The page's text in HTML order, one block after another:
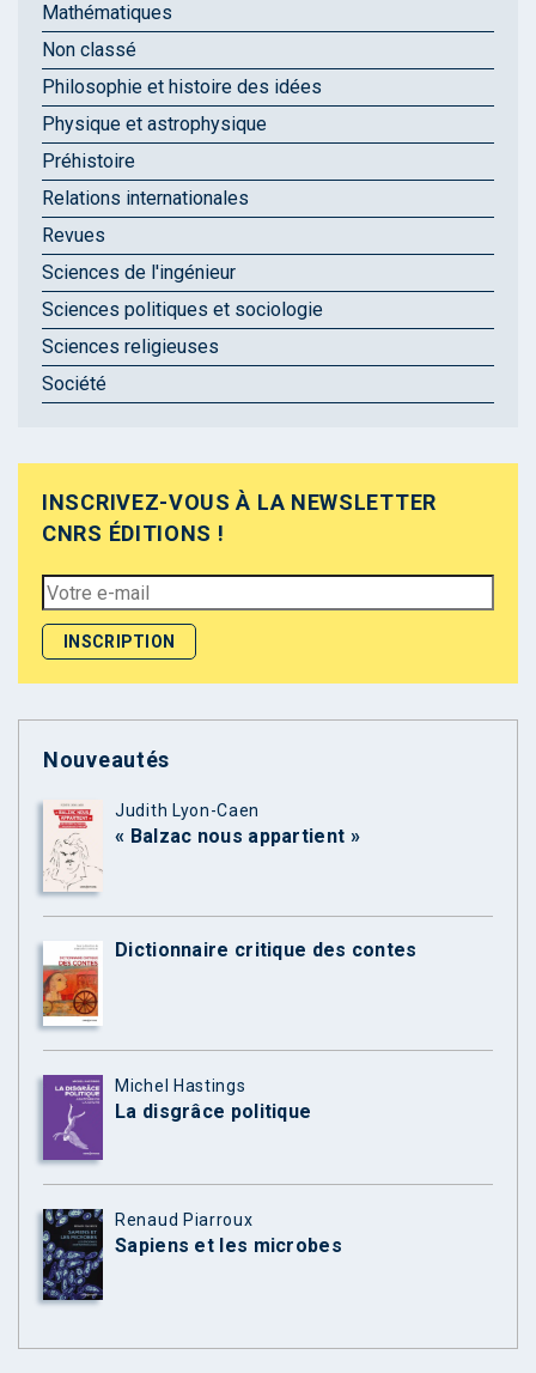
Mathématiques
Non classé
Philosophie et histoire des idées
Physique et astrophysique
Préhistoire
Relations internationales
Revues
Sciences de l'ingénieur
Sciences politiques et sociologie
Sciences religieuses
Société
INSCRIVEZ-VOUS À LA NEWSLETTER
CNRS ÉDITIONS !
Nouveautés
Judith Lyon-Caen
« Balzac nous appartient »
Dictionnaire critique des contes
Michel Hastings
La disgrâce politique
Renaud Piarroux
Sapiens et les microbes